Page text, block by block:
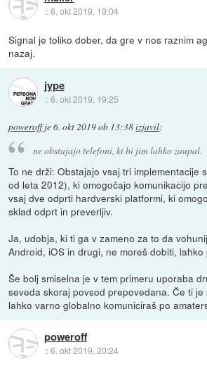
::6. okt 2019, 19:04
Signal je toliko dober, da gre v nos raznim
nazaj.
jype
::6. okt 2019, 19:25
poweroffje6. okt 2019 ob 13:38izjavil:
ne obstajajo telefoni, ki bi jim lahko zaupal.
To ne drži: Obstajajo vsaj tri implementacije
od leta 2012), ki omogočajo komunikacijo
vsaj dve odprti hardverski platformi, ki
sklad odprt in preverljiv.
Ja, udobja, ki ti ga v zameno za to da
Android, iOS in drugi, ne moreš dobiti,
Še bolj smiselna je v tem primeru uporaba
seveda skoraj povsod prepovedana. Če ti
lahko varno globalno komuniciraš po
poweroff
::6. okt 2019, 20:24